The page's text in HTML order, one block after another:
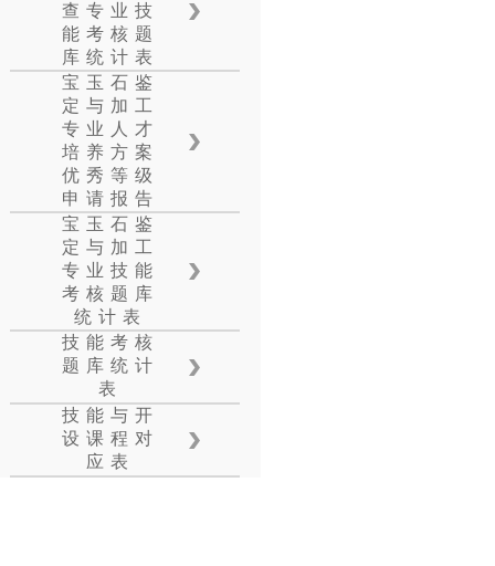
查专业技
能考核题
库统计表
宝玉石鉴
定与加工
专业人才
培养方案
优秀等级
申请报告
宝玉石鉴
定与加工
专业技能
考核题库
统计表
技能考核
题库统计
表
技能与开
设课程对
应表